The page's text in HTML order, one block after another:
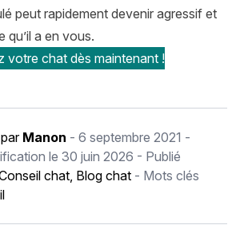
peut rapidement devenir agressif et
qu’il a en vous.
votre chat dès maintenant !
Manon -6 septembre 2021 -
le30 juin 2026 - Publié
chat, Blog chat - Mots clés